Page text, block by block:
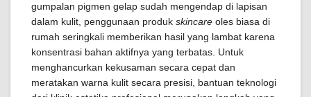
gumpalan pigmen gelap sudah mengendap di lapisan
dalam kulit, penggunaan produk skincare oles biasa di
rumah seringkali memberikan hasil yang lambat karena
konsentrasi bahan aktifnya yang terbatas. Untuk
menghancurkan kekusaman secara cepat dan
meratakan warna kulit secara presisi, bantuan teknologi